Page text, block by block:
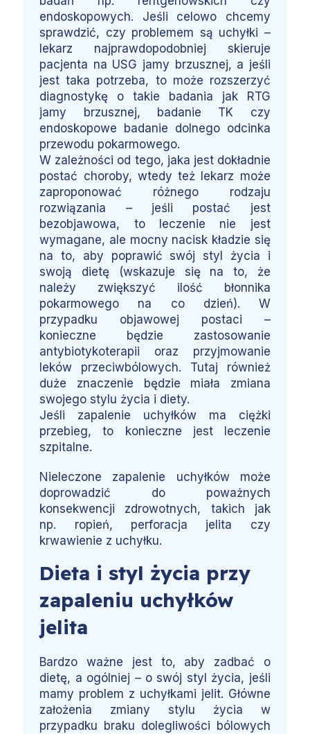
endoskopowych. Jeśli celowo chcemy
sprawdzić, czy problemem są uchyłki –
lekarz najprawdopodobniej skieruje
pacjenta na USG jamy brzusznej, a jeśli
jest taka potrzeba, to może rozszerzyć
diagnostykę o takie badania jak RTG
jamy brzusznej, badanie TK czy
endoskopowe badanie dolnego odcinka
przewodu pokarmowego.
W zależności od tego, jaka jest dokładnie
postać choroby, wtedy też lekarz może
zaproponować różnego rodzaju
rozwiązania – jeśli postać jest
bezobjawowa, to leczenie nie jest
wymagane, ale mocny nacisk kładzie się
na to, aby poprawić swój styl życia i
swoją dietę (wskazuje się na to, że
należy zwiększyć ilość błonnika
pokarmowego na co dzień). W
przypadku objawowej postaci –
konieczne będzie zastosowanie
antybiotykoterapii oraz przyjmowanie
leków przeciwbólowych. Tutaj również
duże znaczenie będzie miała zmiana
swojego stylu życia i diety.
Jeśli zapalenie uchyłków ma ciężki
przebieg, to konieczne jest leczenie
szpitalne.
Nieleczone zapalenie uchyłków może
doprowadzić do poważnych
konsekwencji zdrowotnych, takich jak
np. ropień, perforacja jelita czy
krwawienie z uchyłku.
Dieta i styl życia przy
zapaleniu uchyłków
jelita
Bardzo ważne jest to, aby zadbać o
dietę, a ogólniej – o swój styl życia, jeśli
mamy problem z uchyłkami jelit. Główne
założenia zmiany stylu życia w
przypadku braku dolegliwości bólowych